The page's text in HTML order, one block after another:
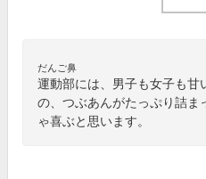
だんご鼻
運動部には、男子も女子も甘
の、つぶあんがたっぷり詰ま
ゃ喜ぶと思います。